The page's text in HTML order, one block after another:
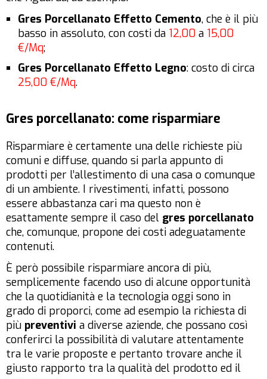
Gres Porcellanato Effetto Cemento, che è il più
basso in assoluto, con costi da 12,00 a 15,00
€/Mq;
Gres Porcellanato Effetto Legno: costo di circa
25,00 €/Mq.
Gres porcellanato: come risparmiare
Risparmiare è certamente una delle richieste più
comuni e diffuse, quando si parla appunto di
prodotti per l’allestimento di una casa o comunque
di un ambiente. I rivestimenti, infatti, possono
essere abbastanza cari ma questo non è
esattamente sempre il caso del gres porcellanato
che, comunque, propone dei costi adeguatamente
contenuti.
È però possibile risparmiare ancora di più,
semplicemente facendo uso di alcune opportunità
che la quotidianità e la tecnologia oggi sono in
grado di proporci, come ad esempio la richiesta di
più preventivi a diverse aziende, che possano così
conferirci la possibilità di valutare attentamente
tra le varie proposte e pertanto trovare anche il
giusto rapporto tra la qualità del prodotto ed il